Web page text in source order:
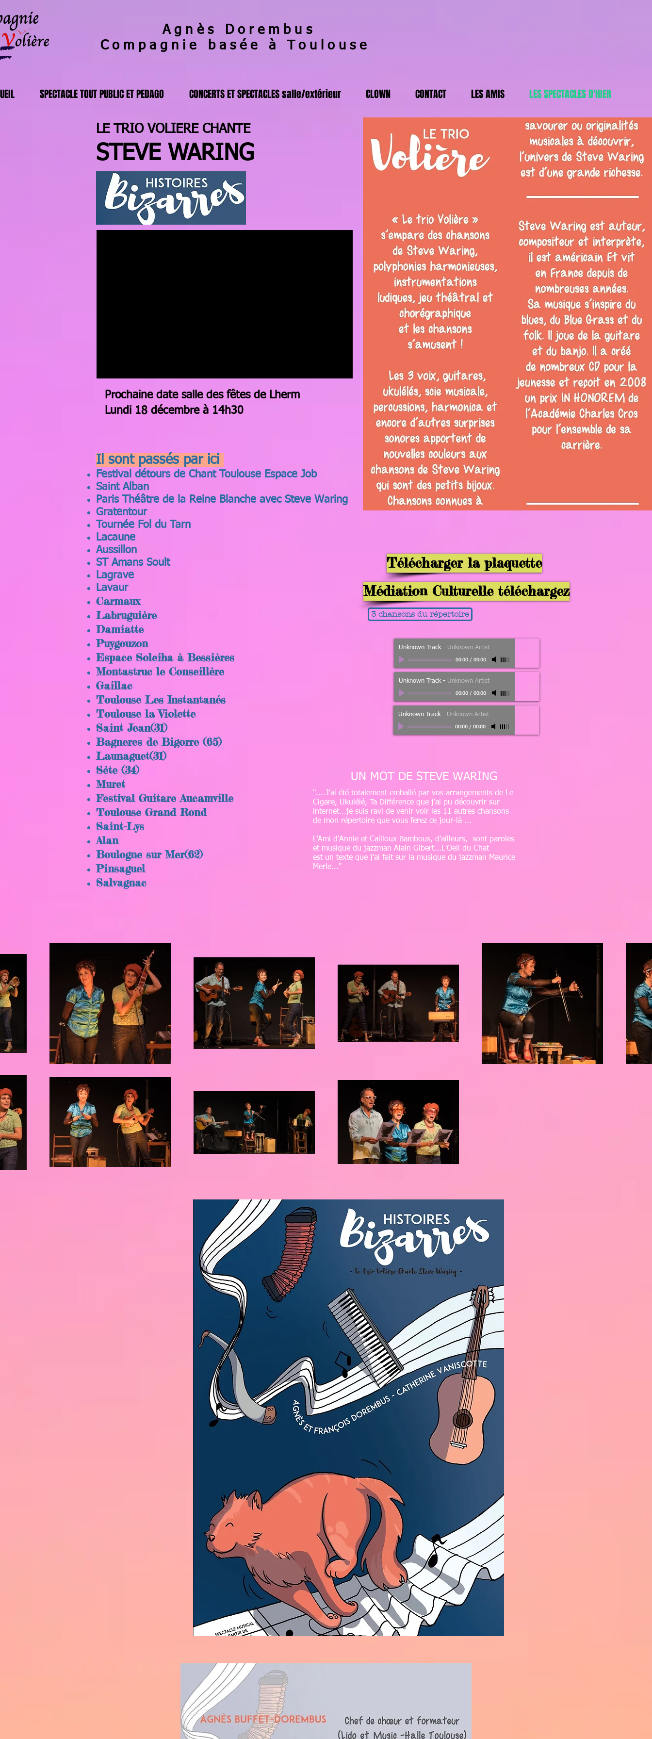
Agnès Dorembus
Compagnie basée à Toulouse
SPECTACLE TOUT PUBLIC ET PEDAGO CONCERTS ET SPECTACLES salle/extérieur CLOWN CONTACT LES AMIS LES SPECTACLES D'HIER
Il sont passés par ici
Festival détours de Chant Toulouse Espace Job
Saint Alban
Paris Théâtre de la Reine Blanche avec Steve Waring
Gratentour
Tournée Fol du Tarn
Lacaune
Aussillon
ST Amans Soult
Lagrave
Lavaur
Carmaux
Labruguière
Damiatte
Puygouzon
Espace Soleiha à Bessières
Montastruc le Conseillère
Gaillac
Toulouse Les Instantanés
Toulouse la Violette
Saint Jean(31)
Bagneres de Bigorre (65)
Launaguet(31)
Sète (34)
Muret
Festival Guitare Aucamville
Toulouse Grand Rond
Saint-Lys
Alan
Boulogne sur Mer(62)
Pinsaguel
Salvagnac
UN MOT DE STEVE WARING
"....J'ai été totalement emballé par vos arrangements de Le
Cigare, Ukulélé, Ta Différence que j'ai pu découvrir sur
internet...je suis ravi de venir voir les 11 autres chansons
de mon répertoire que vous ferez ce jour-là ...
L'Ami d'Annie et Cailloux Bambous, d'ailleurs, sont paroles
et musique du jazzman Alain Gibert...L'Oeil du Chat
est un texte que j'ai fait sur la musique du jazzman Maurice
Merle..."
3 chansons du répertoire
Unknown Track- Unknown Artist
00:00/ 00:00
Unknown Track- Unknown Artist
00:00/ 00:00
Unknown Track- Unknown Artist
00:00/ 00:00
LE TRIO VOLIERE CHANTE
STEVE WARING
Télécharger la plaquette
Médiation Culturelle téléchargez
Prochaine date salle des fêtes de Lherm
Lundi 18 décembre à 14h30